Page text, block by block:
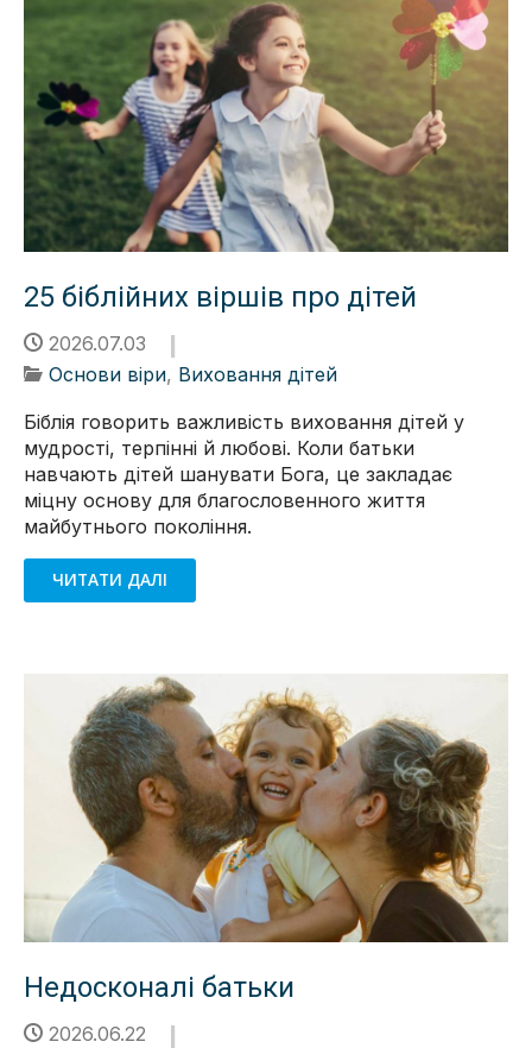
25 біблійних віршів про дітей
2026.07.03
Основи віри, Виховання дітей
Біблія говорить важливість виховання дітей у
мудрості, терпінні й любові. Коли батьки
навчають дітей шанувати Бога, це закладає
міцну основу для благословенного життя
майбутнього покоління.
ЧИТАТИ ДАЛІ
Недосконалі батьки
2026.06.22